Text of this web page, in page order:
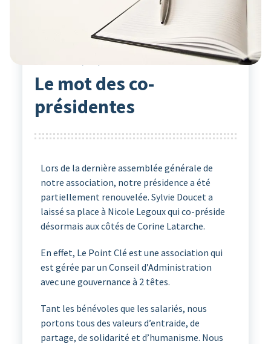
Le mot des co-
présidentes
Lors de la dernière assemblée générale de
notre association, notre présidence a été
partiellement renouvelée. Sylvie Doucet a
laissé sa place à Nicole Legoux qui co-préside
désormais aux côtés de Corine Latarche.
En effet, Le Point Clé est une association qui
est gérée par un Conseil d’Administration
avec une gouvernance à 2 têtes.
Tant les bénévoles que les salariés, nous
portons tous des valeurs d’entraide, de
partage, de solidarité et d’humanisme. Nous